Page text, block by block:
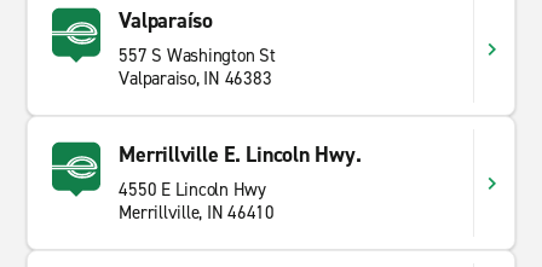
Valparaíso
557 S Washington St
Valparaiso, IN 46383
Merrillville E. Lincoln Hwy.
4550 E Lincoln Hwy
Merrillville, IN 46410